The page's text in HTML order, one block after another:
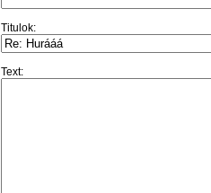
Titulok:
Text: